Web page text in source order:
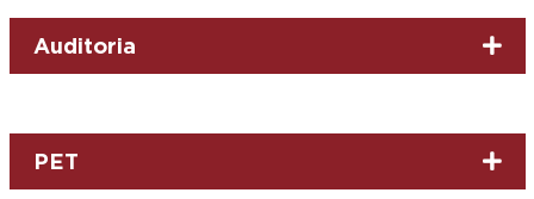
Auditoria
PET